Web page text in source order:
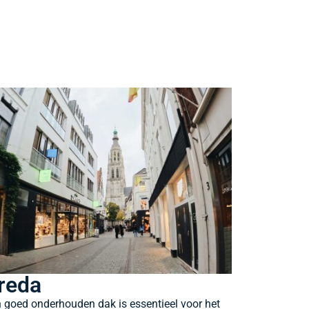
goed onderhouden dak is essentieel voor het